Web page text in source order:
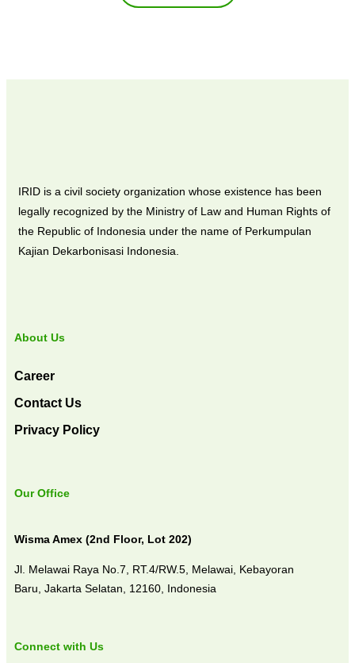
IRID is a civil society organization whose existence has been
legally recognized by the Ministry of Law and Human Rights of
the Republic of Indonesia under the name of Perkumpulan
Kajian Dekarbonisasi Indonesia.
About Us
Career
Contact Us
Privacy Policy
Our Office
Wisma Amex (2nd Floor, Lot 202)
Jl. Melawai Raya No.7, RT.4/RW.5, Melawai, Kebayoran
Baru, Jakarta Selatan, 12160, Indonesia
Connect with Us